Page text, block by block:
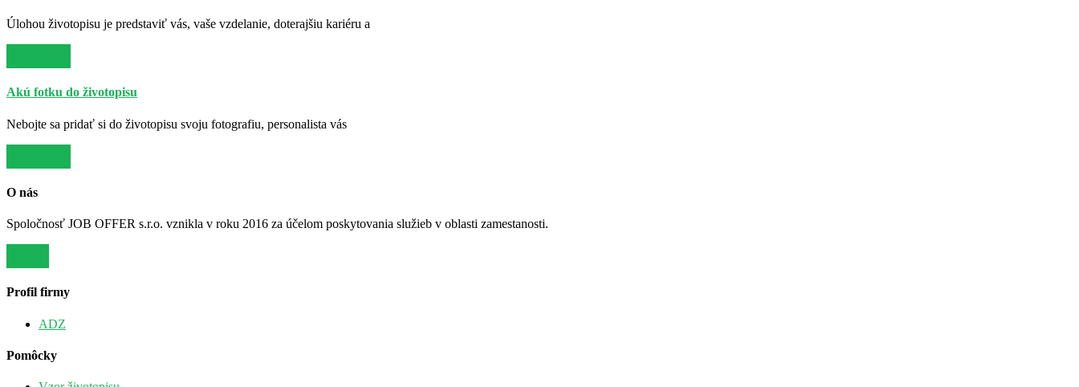
Úlohou životopisu je predstaviť vás, vaše vzdelanie, doterajšiu kariéru a
Akú fotku do životopisu
Nebojte sa pridať si do životopisu svoju fotografiu, personalista vás
O nás
Spoločnosť JOB OFFER s.r.o. vznikla v roku 2016 za účelom poskytovania služieb v oblasti zamestanosti.
Profil firmy
ADZ
Pomôcky